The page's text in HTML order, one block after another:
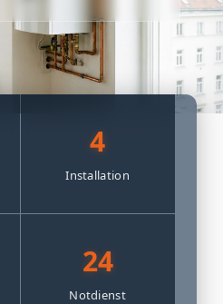
4
Installation
24
Notdienst